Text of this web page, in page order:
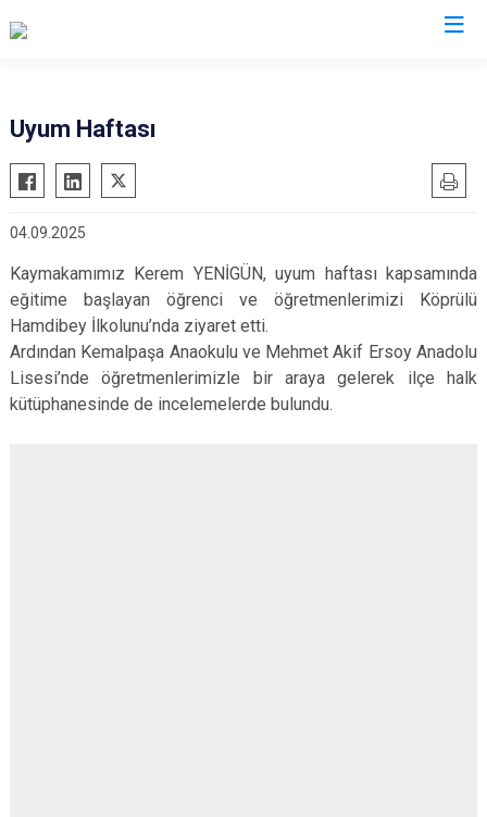
Ayvacık
Bayramiç
Biga
Bozcaada
Çan
Eceabat
Lapseki
Yenice
Uyum Haftası
04.09.2025
Kaymakamımız Kerem YENİGÜN, uyum haftası kapsamında
eğitime başlayan öğrenci ve öğretmenlerimizi Köprülü
Hamdibey İlkolunu’nda ziyaret etti.
Ardından Kemalpaşa Anaokulu ve Mehmet Akif Ersoy Anadolu
Lisesi’nde öğretmenlerimizle bir araya gelerek ilçe halk
kütüphanesinde de incelemelerde bulundu.